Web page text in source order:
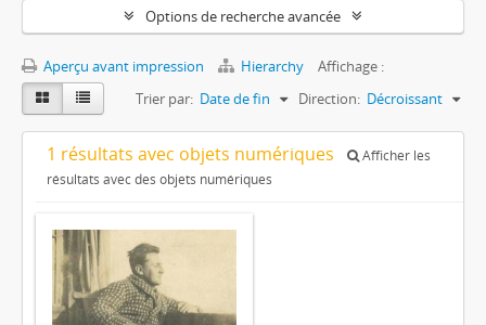
Options de recherche avancée
Aperçu avant impression Hierarchy
Affichage :
Trier par: Date de fin Direction: Décroissant
1 résultats avec objets numériques
Afficher les
résultats avec des objets numériques